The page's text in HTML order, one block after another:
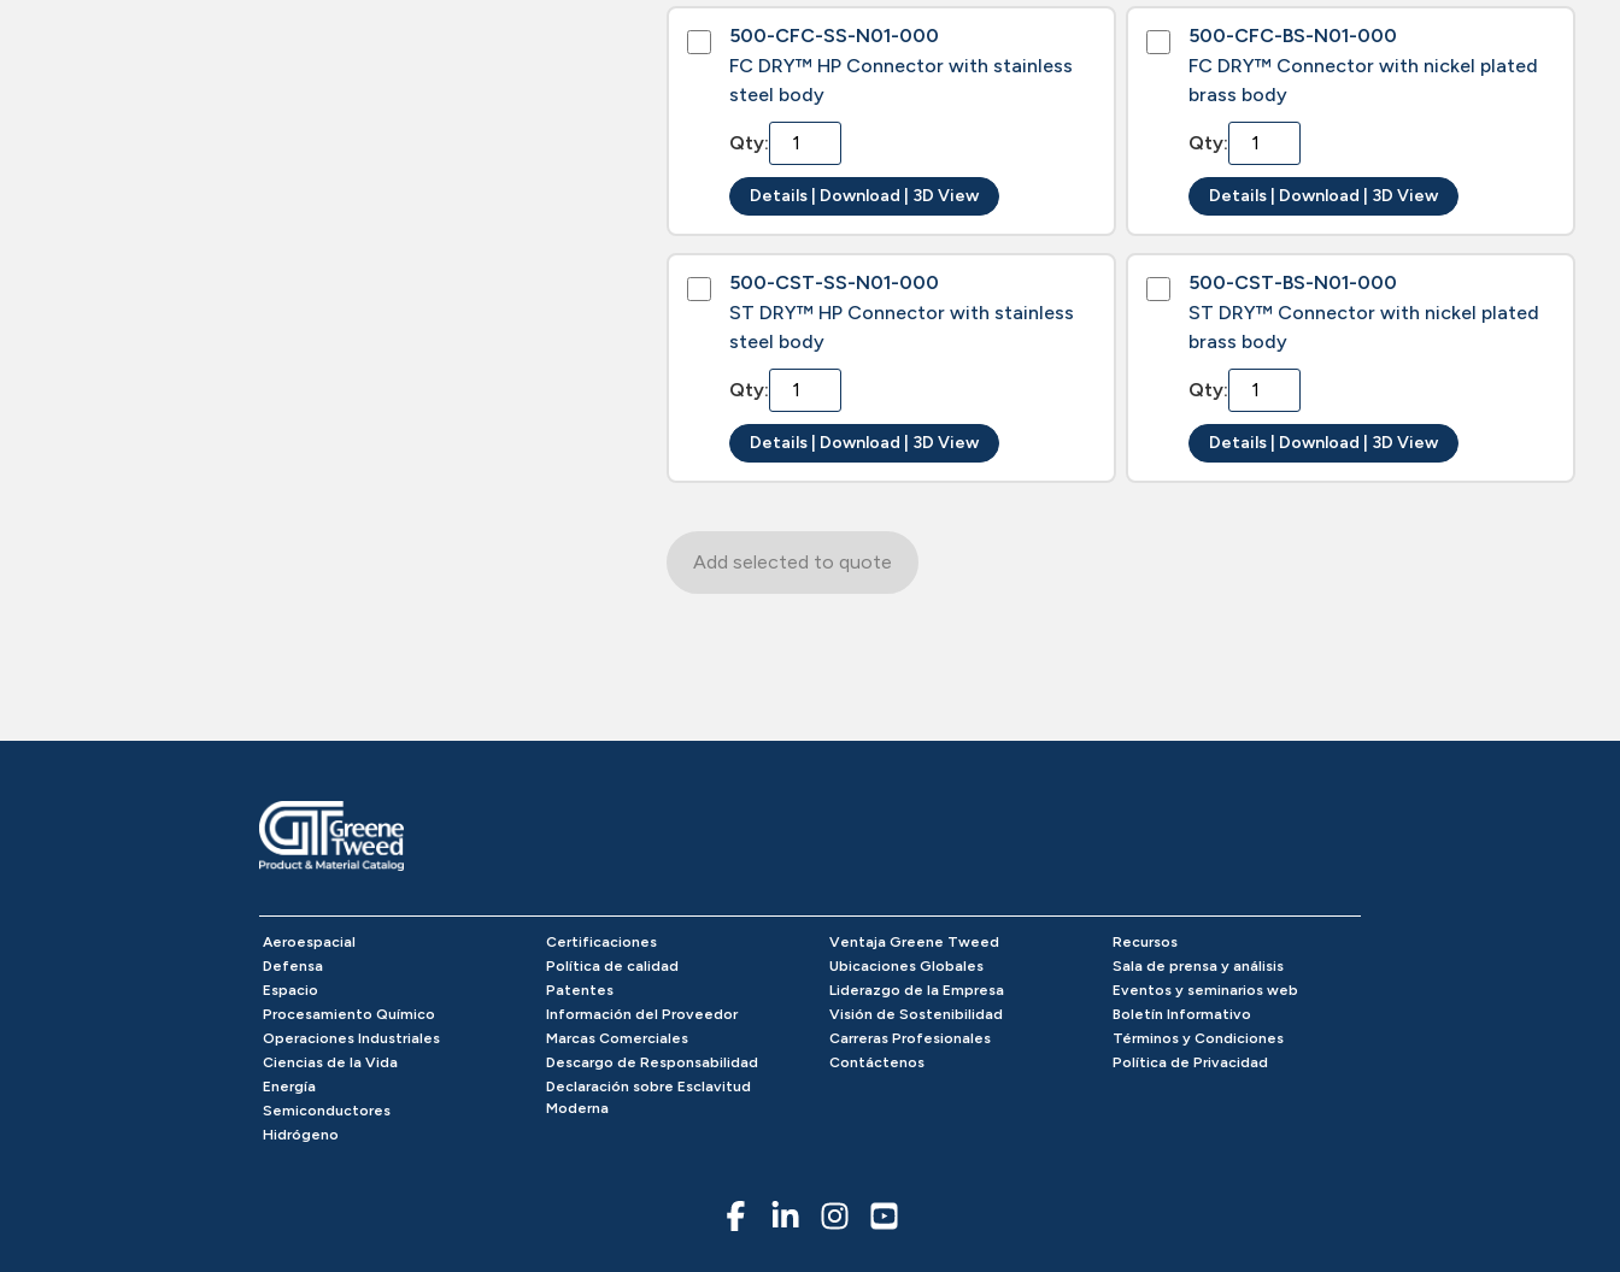
500-CFC-SS-N01-000
FC DRY™ HP Connector with stainless
steel body
Qty:
Details | Download | 3D View
500-CFC-BS-N01-000
FC DRY™ Connector with nickel plated
brass body
Qty:
Details | Download | 3D View
500-CST-SS-N01-000
ST DRY™ HP Connector with stainless
steel body
Qty:
Details | Download | 3D View
500-CST-BS-N01-000
ST DRY™ Connector with nickel plated
brass body
Qty:
Details | Download | 3D View
Add selected to quote
Aeroespacial
Defensa
Espacio
Procesamiento Químico
Operaciones Industriales
Ciencias de la Vida
Energía
Semiconductores
Hidrógeno
Certificaciones
Política de calidad
Patentes
Información del Proveedor
Marcas Comerciales
Descargo de Responsabilidad
Declaración sobre Esclavitud
Moderna
Ventaja Greene Tweed
Ubicaciones Globales
Liderazgo de la Empresa
Visión de Sostenibilidad
Carreras Profesionales
Contáctenos
Recursos
Sala de prensa y análisis
Eventos y seminarios web
Boletín Informativo
Términos y Condiciones
Política de Privacidad